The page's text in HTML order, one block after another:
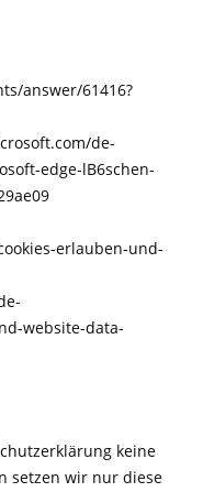
answer/61416?
de-
edge-lB6schen-
erlauben-und-
website-data-
keine
setzen wir nur diese